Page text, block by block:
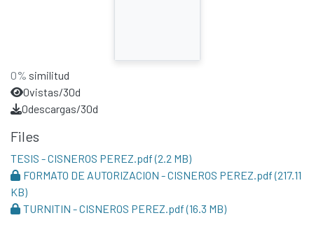
0% similitud
0vistas/30d
0descargas/30d
Files
TESIS - CISNEROS PEREZ.pdf(2.2 MB)
FORMATO DE AUTORIZACION - CISNEROS PEREZ.pdf(217.11
KB)
TURNITIN - CISNEROS PEREZ.pdf(16.3 MB)